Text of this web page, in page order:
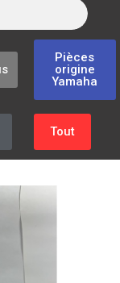
Pièces
origine
Yamaha
Tout